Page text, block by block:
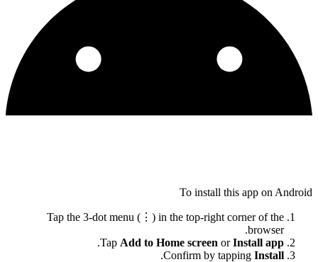
To install this app on
Tap the 3-dot menu (⋮) in the top-right corner of the
browser.
TapAdd to Home screenorInstall app
.
Confirm by tappingInstall
.